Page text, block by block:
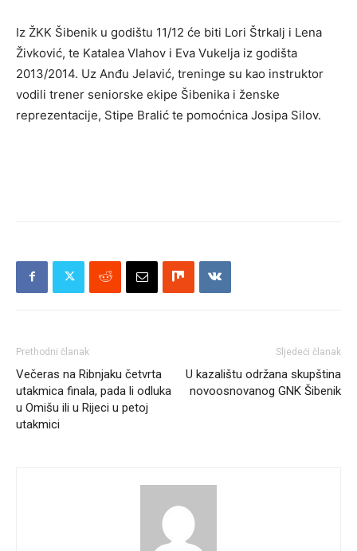
Iz ŽKK Šibenik u godištu 11/12 će biti Lori Štrkalj i Lena
Živković, te Katalea Vlahov i Eva Vukelja iz godišta
2013/2014. Uz Anđu Jelavić, treninge su kao instruktor
vodili trener seniorske ekipe Šibenika i ženske
reprezentacije, Stipe Bralić te pomoćnica Josipa Silov.
Prethodni članak
Večeras na Ribnjaku četvrta
utakmica finala, pada li odluka
u Omišu ili u Rijeci u petoj
utakmici
Sljedeći članak
U kazalištu održana skupština
novoosnovanog GNK Šibenik